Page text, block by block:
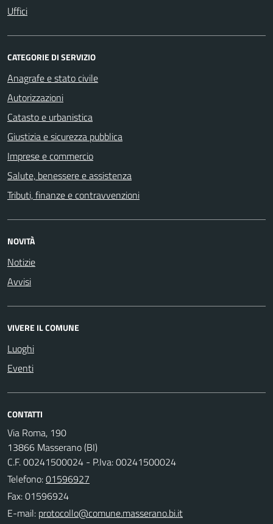
Uffici
CATEGORIE DI SERVIZIO
Anagrafe e stato civile
Autorizzazioni
Catasto e urbanistica
Giustizia e sicurezza pubblica
Imprese e commercio
Salute, benessere e assistenza
Tributi, finanze e contravvenzioni
NOVITÀ
Notizie
Avvisi
VIVERE IL COMUNE
Luoghi
Eventi
CONTATTI
Via Roma, 190
13866 Masserano (BI)
C.F. 00241500024 - P.Iva: 00241500024
Telefono:01596927
Fax: 01596924
E-mail: